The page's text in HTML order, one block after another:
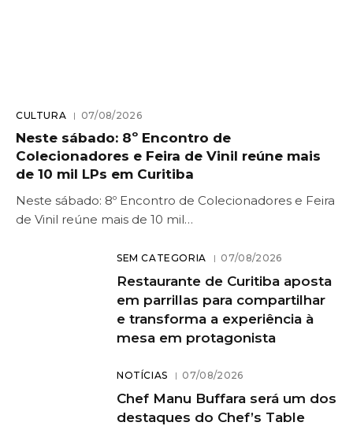
CULTURA 07/08/2026
Neste sábado: 8º Encontro de
Colecionadores e Feira de Vinil reúne mais
de 10 mil LPs em Curitiba
Neste sábado: 8º Encontro de Colecionadores e Feira
de Vinil reúne mais de 10 mil…
SEM CATEGORIA 07/08/2026
Restaurante de Curitiba aposta
em parrillas para compartilhar
e transforma a experiência à
mesa em protagonista
NOTÍCIAS 07/08/2026
Chef Manu Buffara será um dos
destaques do Chef’s Table